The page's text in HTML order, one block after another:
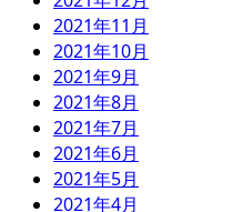
2021年11月
2021年10月
2021年9月
2021年8月
2021年7月
2021年6月
2021年5月
2021年4月